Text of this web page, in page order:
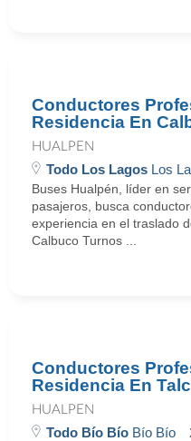
Conductores
Residencia En
HUALPEN
Todo Los Lagos Los
Buses Hualpén, líder en
pasajeros, busca
experiencia en el traslado
Calbuco Turnos ...
Conductores
Residencia En
HUALPEN
Todo Bío Bío Bío Bío